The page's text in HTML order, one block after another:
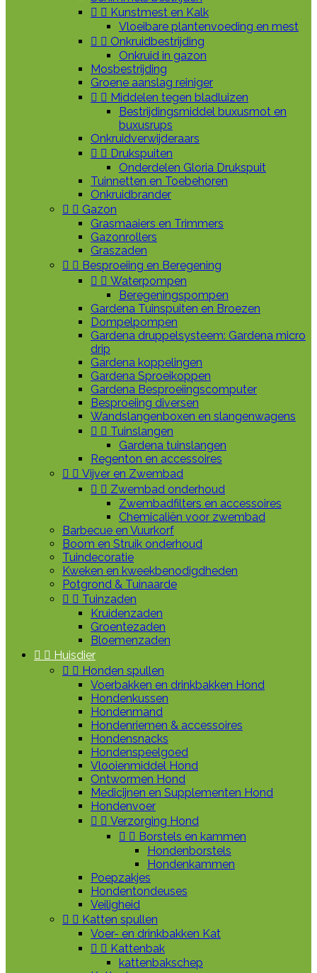
  Kunstmest en Kalk
Vloeibare plantenvoeding en mest
  Onkruidbestrijding
Onkruid in gazon
Mosbestrijding
Groene aanslag reiniger
  Middelen tegen bladluizen
Bestrijdingsmiddel buxusmot en
buxusrups
Onkruidverwijderaars
  Drukspuiten
Onderdelen Gloria Drukspuit
Tuinnetten en Toebehoren
Onkruidbrander
  Gazon
Grasmaaiers en Trimmers
Gazonrollers
Graszaden
  Besproeiing en Beregening
  Waterpompen
Beregeningspompen
Gardena Tuinspuiten en Broezen
Dompelpompen
Gardena druppelsysteem: Gardena micro
drip
Gardena koppelingen
Gardena Sproeikoppen
Gardena Besproeiingscomputer
Besproeiing diversen
Wandslangenboxen en slangenwagens
  Tuinslangen
Gardena tuinslangen
Regenton en accessoires
  Vijver en Zwembad
  Zwembad onderhoud
Zwembadfilters en accessoires
Chemicaliën voor zwembad
Barbecue en Vuurkorf
Boom en Struik onderhoud
Tuindecoratie
Kweken en kweekbenodigdheden
Potgrond & Tuinaarde
  Tuinzaden
Kruidenzaden
Groentezaden
Bloemenzaden
  Huisdier
  Honden spullen
Voerbakken en drinkbakken Hond
Hondenkussen
Hondenmand
Hondenriemen & accessoires
Hondensnacks
Hondenspeelgoed
Vlooienmiddel Hond
Ontwormen Hond
Medicijnen en Supplementen Hond
Hondenvoer
  Verzorging Hond
  Borstels en kammen
Hondenborstels
Hondenkammen
Poepzakjes
Hondentondeuses
Veiligheid
  Katten spullen
Voer- en drinkbakken Kat
  Kattenbak
kattenbakschep